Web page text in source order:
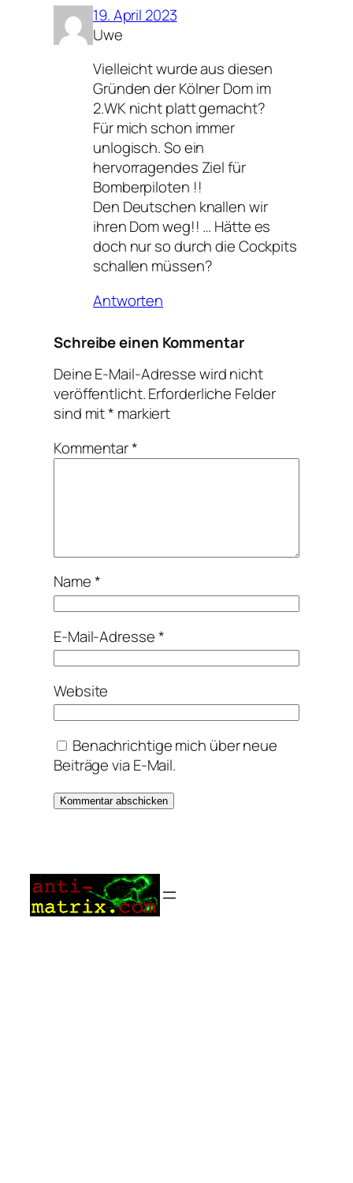
19. April 2023
Uwe
Vielleicht wurde aus diesen
Gründen der Kölner Dom im
2.WK nicht platt gemacht?
Für mich schon immer
unlogisch. So ein
hervorragendes Ziel für
Bomberpiloten !!
Den Deutschen knallen wir
ihren Dom weg!! … Hätte es
doch nur so durch die Cockpits
schallen müssen?
Antworten
Schreibe einen Kommentar
Deine E-Mail-Adresse wird nicht
veröffentlicht.Erforderliche Felder
sind mit* markiert
Kommentar*
Name*
E-Mail-Adresse*
Website
Benachrichtige mich über neue
Beiträge via E-Mail.